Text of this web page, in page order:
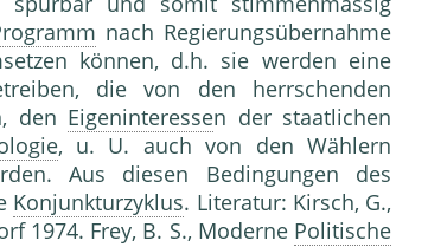
nach Regierungsübernahme
können, d.h. sie werden eine
die von den herrschenden
den Eigeninteressen der staatlichen
, u. U. auch von den Wählern
Aus diesen Bedingungen des
Konjunkturzyklus. Literatur: Kirsch, G.,
1974. Frey, B. S., Moderne Politische